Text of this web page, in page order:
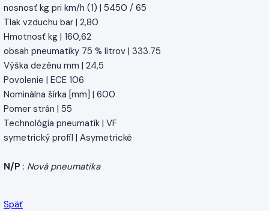
nosnosť kg pri km/h (1) | 5450 / 65
Tlak vzduchu bar | 2,80
Hmotnosť kg | 160,62
obsah pneumatiky 75 % litrov | 333.75
Výška dezénu mm | 24,5
Povolenie | ECE 106
Nominálna šírka [mm] | 600
Pomer strán | 55
Technológia pneumatík | VF
symetrický profil | Asymetrické
N/P : Nová pneumatika
Späť